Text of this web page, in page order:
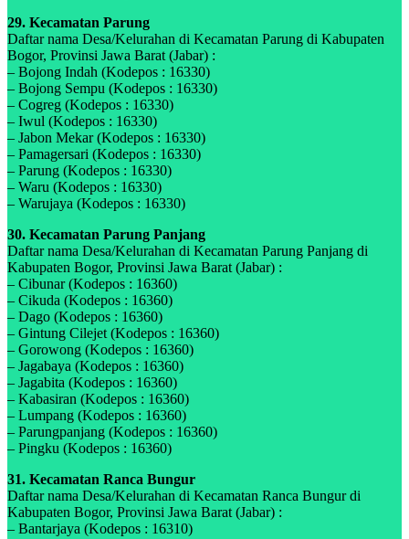
29. Kecamatan Parung
Daftar nama Desa/Kelurahan di Kecamatan Parung di Kabupaten
Bogor, Provinsi Jawa Barat (Jabar) :
– Bojong Indah (Kodepos : 16330)
– Bojong Sempu (Kodepos : 16330)
– Cogreg (Kodepos : 16330)
– Iwul (Kodepos : 16330)
– Jabon Mekar (Kodepos : 16330)
– Pamagersari (Kodepos : 16330)
– Parung (Kodepos : 16330)
– Waru (Kodepos : 16330)
– Warujaya (Kodepos : 16330)
30. Kecamatan Parung Panjang
Daftar nama Desa/Kelurahan di Kecamatan Parung Panjang di
Kabupaten Bogor, Provinsi Jawa Barat (Jabar) :
– Cibunar (Kodepos : 16360)
– Cikuda (Kodepos : 16360)
– Dago (Kodepos : 16360)
– Gintung Cilejet (Kodepos : 16360)
– Gorowong (Kodepos : 16360)
– Jagabaya (Kodepos : 16360)
– Jagabita (Kodepos : 16360)
– Kabasiran (Kodepos : 16360)
– Lumpang (Kodepos : 16360)
– Parungpanjang (Kodepos : 16360)
– Pingku (Kodepos : 16360)
31. Kecamatan Ranca Bungur
Daftar nama Desa/Kelurahan di Kecamatan Ranca Bungur di
Kabupaten Bogor, Provinsi Jawa Barat (Jabar) :
– Bantarjaya (Kodepos : 16310)